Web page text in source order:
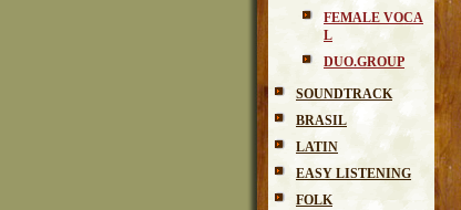
FEMALE VOCA
L
DUO.GROUP
SOUNDTRACK
BRASIL
LATIN
EASY LISTENING
FOLK